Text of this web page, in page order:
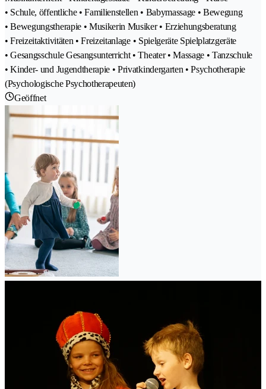
• Schule, öffentliche • Familienstellen • Babymassage • Bewegung
• Bewegungstherapie • Musikerin Musiker • Erziehungsberatung
• Freizeitaktivitäten • Freizeitanlage • Spielgeräte Spielplatzgeräte
• Gesangsschule Gesangsunterricht • Theater • Massage • Tanzschule
• Kinder- und Jugendtherapie • Privatkindergarten • Psychotherapie
(Psychologische Psychotherapeuten)
Geöffnet